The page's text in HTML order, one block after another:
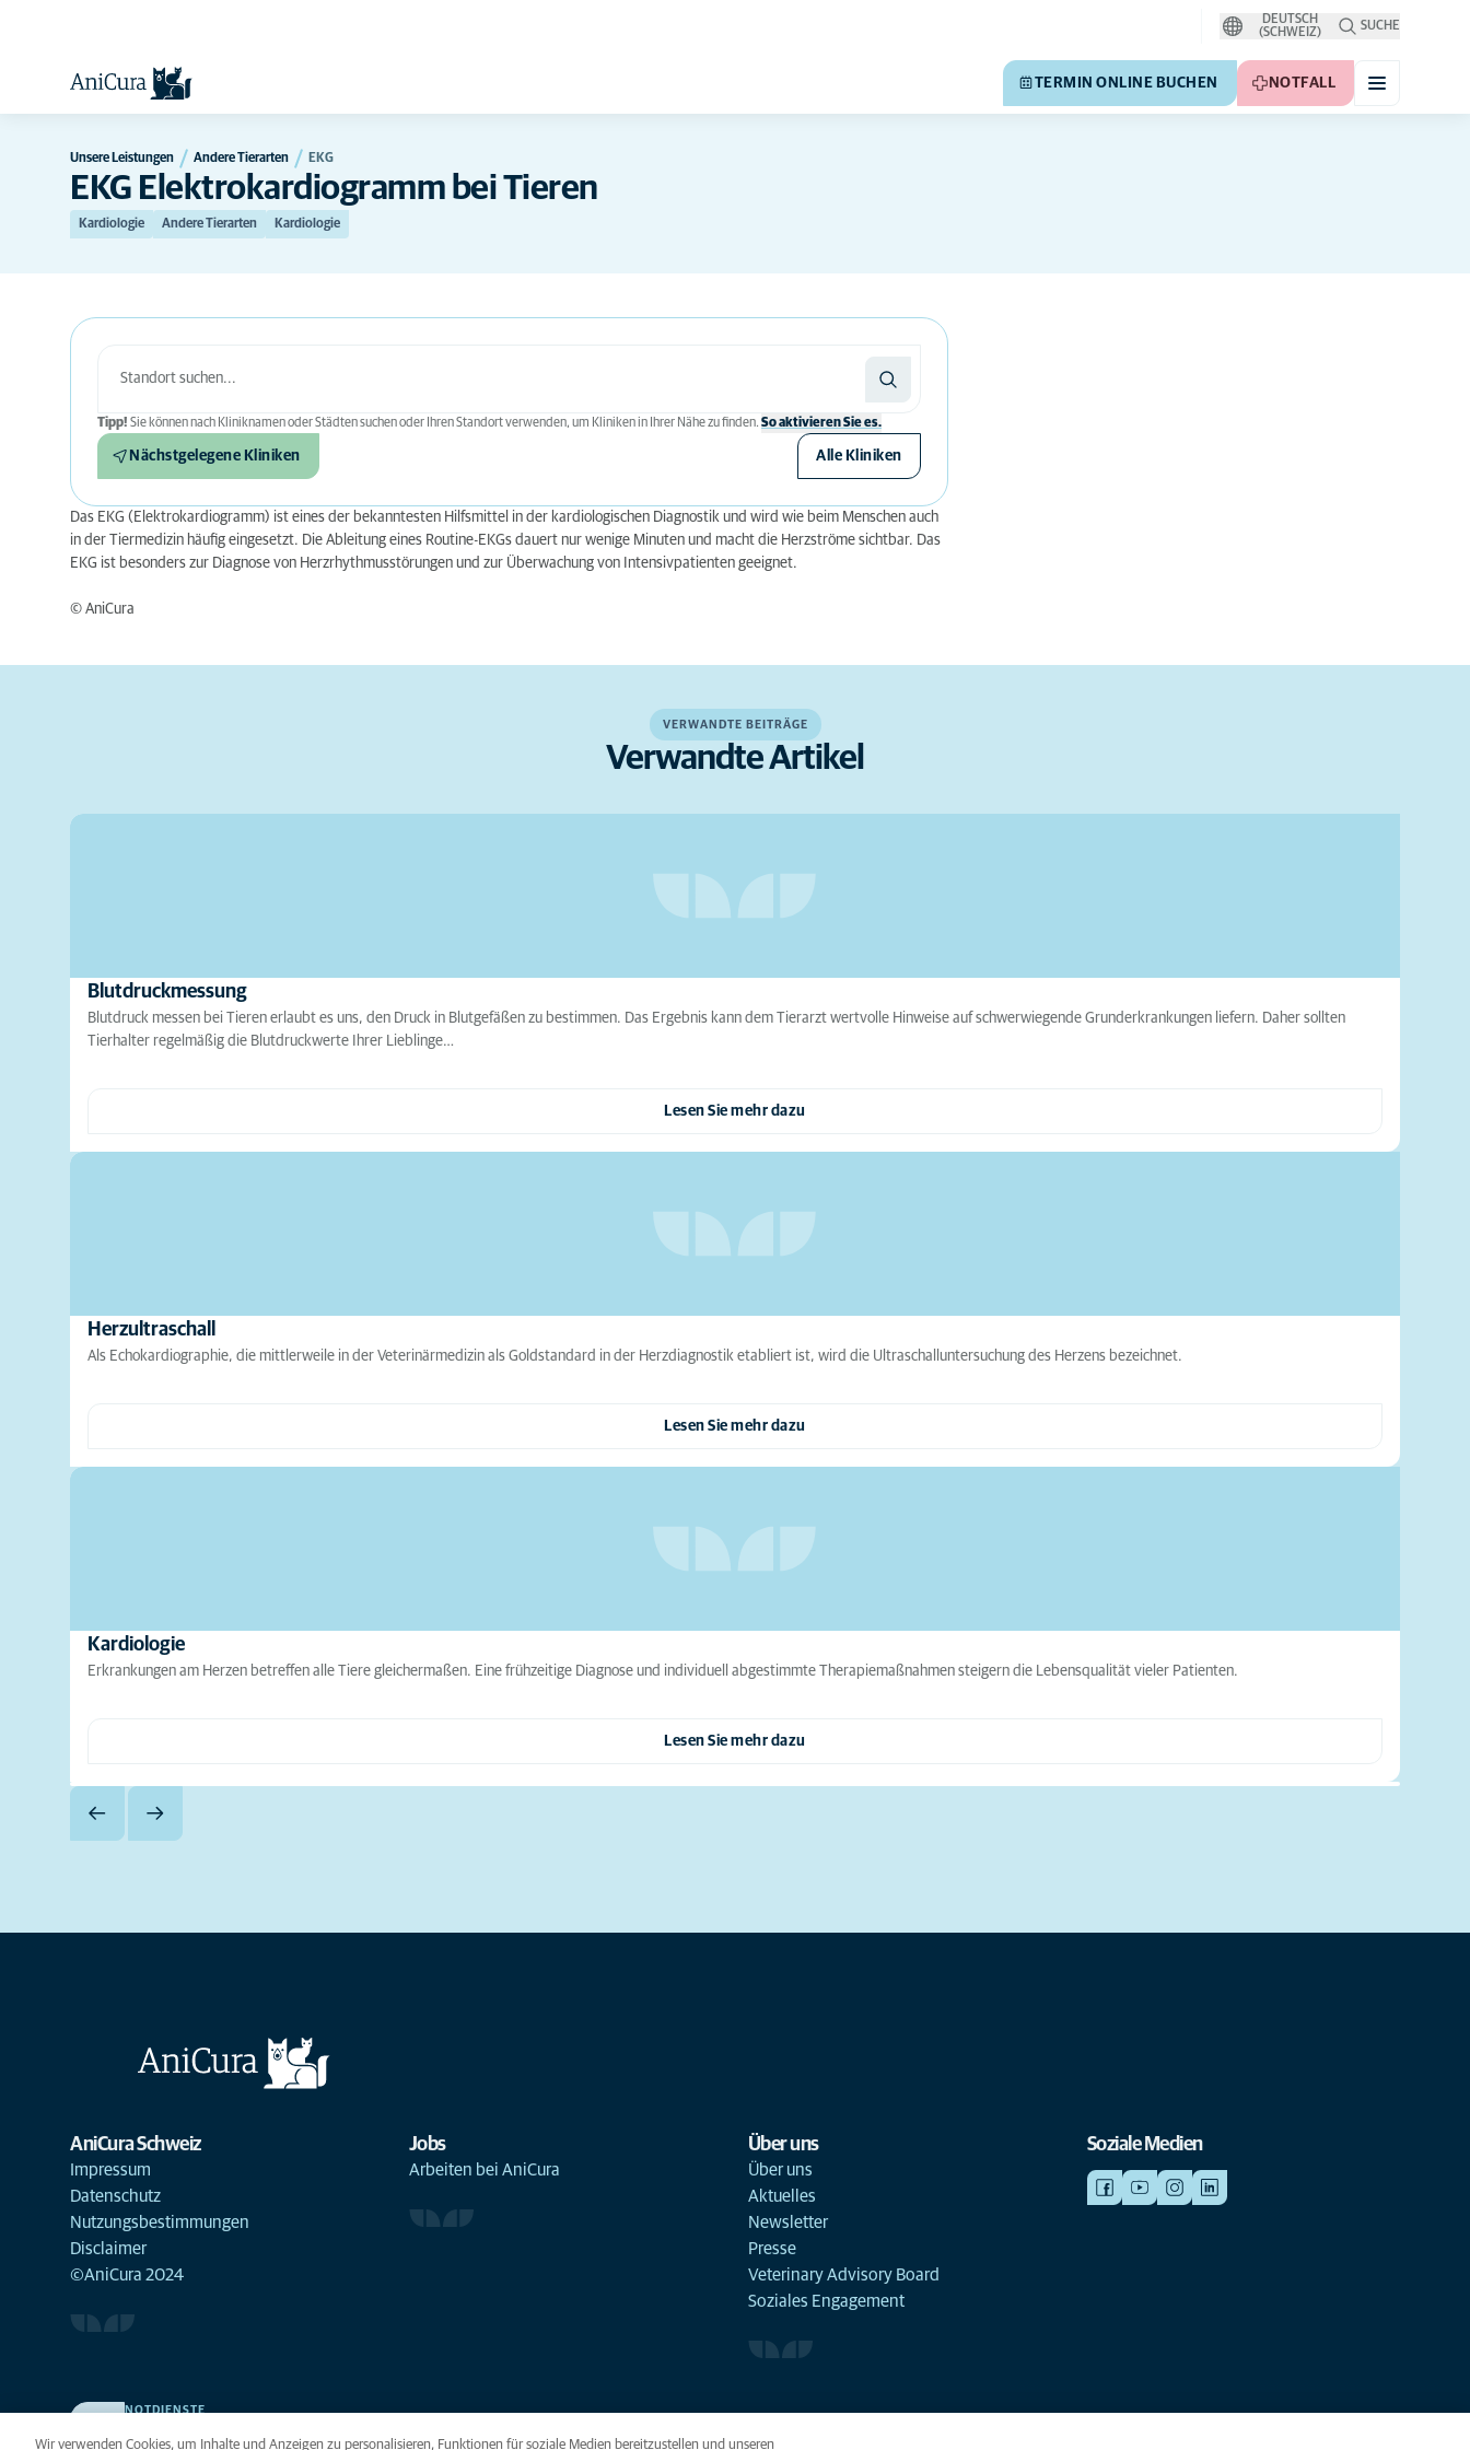
DEUTSCH
(SCHWEIZ)
SUCHE
TERMIN ONLINE BUCHEN NOTFALL
Unsere Leistungen Andere Tierarten EKG
EKG Elektrokardiogramm bei Tieren
Kardiologie Andere Tierarten Kardiologie
Tipp! Sie können nach Kliniknamen oder Städten suchen oder Ihren Standort verwenden, um Kliniken in Ihrer Nähe zu finden. So aktivieren Sie es.
Nächstgelegene Kliniken Alle Kliniken
Das EKG (Elektrokardiogramm) ist eines der bekanntesten Hilfsmittel in der kardiologischen Diagnostik und wird wie beim Menschen auch
in der Tiermedizin häufig eingesetzt. Die Ableitung eines Routine-EKGs dauert nur wenige Minuten und macht die Herzströme sichtbar. Das
EKG ist besonders zur Diagnose von Herzrhythmusstörungen und zur Überwachung von Intensivpatienten geeignet.
© AniCura
VERWANDTE BEITRÄGE
Verwandte Artikel
Blutdruckmessung
Blutdruck messen bei Tieren erlaubt es uns, den Druck in Blutgefäßen zu bestimmen. Das Ergebnis kann dem Tierarzt wertvolle Hinweise auf schwerwiegende Grunderkrankungen liefern. Daher sollten
Tierhalter regelmäßig die Blutdruckwerte Ihrer Lieblinge…
Lesen Sie mehr dazu
Herzultraschall
Als Echokardiographie, die mittlerweile in der Veterinärmedizin als Goldstandard in der Herzdiagnostik etabliert ist, wird die Ultraschalluntersuchung des Herzens bezeichnet.
Lesen Sie mehr dazu
Kardiologie
Erkrankungen am Herzen betreffen alle Tiere gleichermaßen. Eine frühzeitige Diagnose und individuell abgestimmte Therapiemaßnahmen steigern die Lebensqualität vieler Patienten.
Lesen Sie mehr dazu
AniCura Schweiz
Impressum
Datenschutz
Nutzungsbestimmungen
Disclaimer
©AniCura 2024
Jobs
Arbeiten bei AniCura
Über uns
Über uns
Aktuelles
Newsletter
Presse
Veterinary Advisory Board
Soziales Engagement
Soziale Medien
NOTDIENSTE
Tier die beste Versorgung verdient.
Wir verwenden Cookies, um Inhalte und Anzeigen zu personalisieren, Funktionen für soziale Medien bereitzustellen und unseren